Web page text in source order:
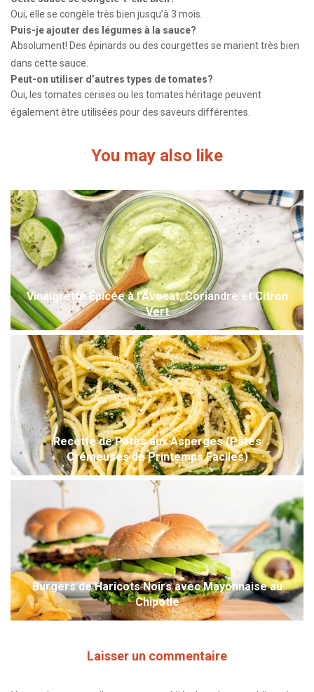
Oui, elle se congèle très bien jusqu’à 3 mois.
Puis-je ajouter des légumes à la sauce?
Absolument! Des épinards ou des courgettes se marient très bien
dans cette sauce.
Peut-on utiliser d’autres types de tomates?
Oui, les tomates cerises ou les tomates héritage peuvent
également être utilisées pour des saveurs différentes.
You may also like
Vinaigrette Épicée à l’Avocat, Coriandre et Citron
Vert
Recette de Pâtes aux Asperges (Pâtes
Crémeuses de Printemps Faciles)
Burgers de Haricots Noirs avec Mayonnaise au
Chipotle
Laisser un commentaire